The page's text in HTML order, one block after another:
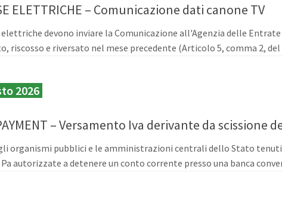
ELETTRICHE – Comunicazione dati canone TV
devono inviare la Comunicazione all'Agenzia delle
riscosso e riversato nel mese precedente (Articolo 5, comma 2,
2026
– Versamento Iva derivante da scissione
organismi pubblici e le amministrazioni centrali dello Stato
autorizzate a detenere un conto corrente presso una banca